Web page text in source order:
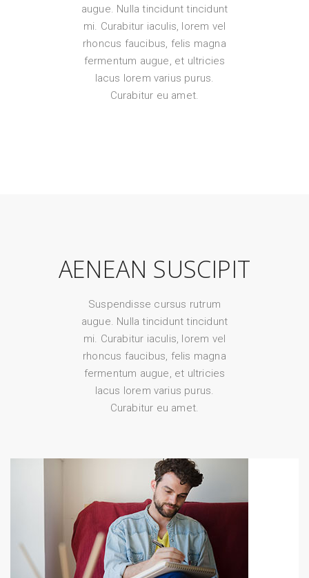
augue. Nulla tincidunt tincidunt
mi. Curabitur iaculis, lorem vel
rhoncus faucibus, felis magna
fermentum augue, et ultricies
lacus lorem varius purus.
Curabitur eu amet.
AENEAN SUSCIPIT
Suspendisse cursus rutrum
augue. Nulla tincidunt tincidunt
mi. Curabitur iaculis, lorem vel
rhoncus faucibus, felis magna
fermentum augue, et ultricies
lacus lorem varius purus.
Curabitur eu amet.